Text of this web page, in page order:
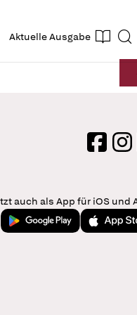
Aktuelle Ausgabe Suche
login
Facebook
auch als App für iOS und
Jetzt bei Google Play
Laden im